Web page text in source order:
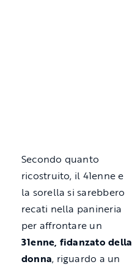
Secondo quanto
ricostruito, il 41enne e
la sorella si sarebbero
recati nella panineria
per affrontare un
31enne, fidanzato della
donna, riguardo a un